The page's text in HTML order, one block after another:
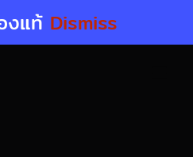
งแท้ Dismiss